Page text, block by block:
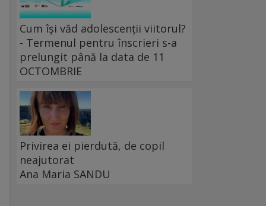
Cum își văd adolescenții viitorul?
- Termenul pentru înscrieri s-a
prelungit până la data de 11
OCTOMBRIE
Privirea ei pierdută, de copil
neajutorat
Ana Maria SANDU